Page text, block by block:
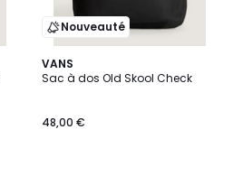
Nouveauté
VANS
Sac à dos Old Skool Check
48,00 €